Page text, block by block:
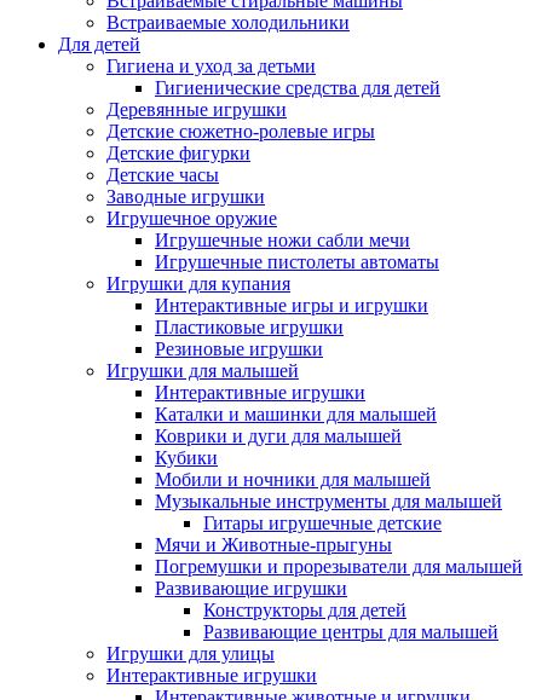
Встраиваемые холодильники
Для детей
Гигиена и уход за детьми
Гигиенические средства для детей
Деревянные игрушки
Детские сюжетно-ролевые игры
Детские фигурки
Детские часы
Заводные игрушки
Игрушечное оружие
Игрушечные ножи сабли мечи
Игрушечные пистолеты автоматы
Игрушки для купания
Интерактивные игры и игрушки
Пластиковые игрушки
Резиновые игрушки
Игрушки для малышей
Интерактивные игрушки
Каталки и машинки для малышей
Коврики и дуги для малышей
Кубики
Мобили и ночники для малышей
Музыкальные инструменты для малышей
Гитары игрушечные детские
Мячи и Животные-прыгуны
Погремушки и прорезыватели для малышей
Развивающие игрушки
Конструкторы для детей
Развивающие центры для малышей
Игрушки для улицы
Интерактивные игрушки